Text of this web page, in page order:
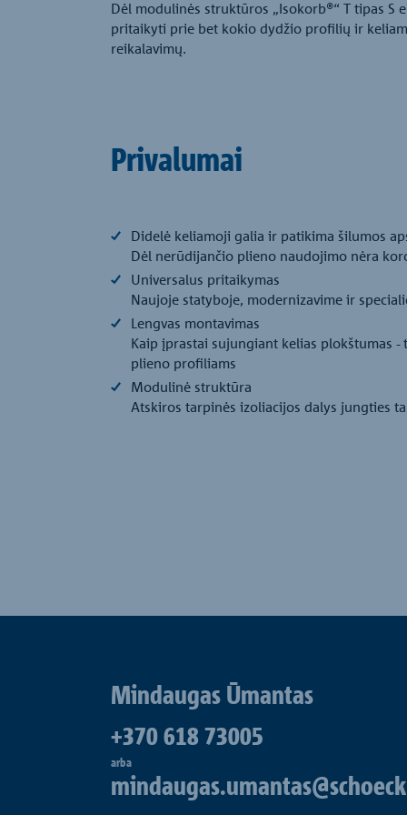
Dėl modulinės struktūros „Isokorb®“ T tipas S
pritaikyti prie bet kokio dydžio profilių ir
reikalavimų.
Privalumai
Didelė keliamoji galia ir patikima šilumos
Dėl nerūdijančio plieno naudojimo nėra
Universalus pritaikymas
Naujoje statyboje, modernizavime ir
Lengvas montavimas
Kaip įprastai sujungiant kelias plokštumas -
plieno profiliams
Modulinė struktūra
Atskiros tarpinės izoliacijos dalys jungties
Mindaugas Ūmantas
+370 618 73005
arba